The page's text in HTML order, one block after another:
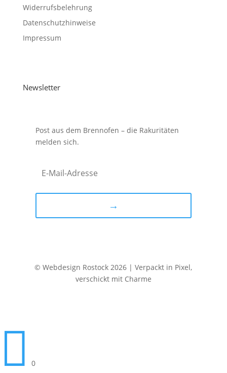
Widerrufsbelehrung
Datenschutzhinweise
Impressum
Newsletter
Post aus dem Brennofen – die Rakuritäten
melden sich.
→
© Webdesign Rostock 2026 | Verpackt in Pixel,
verschickt mit Charme
 0